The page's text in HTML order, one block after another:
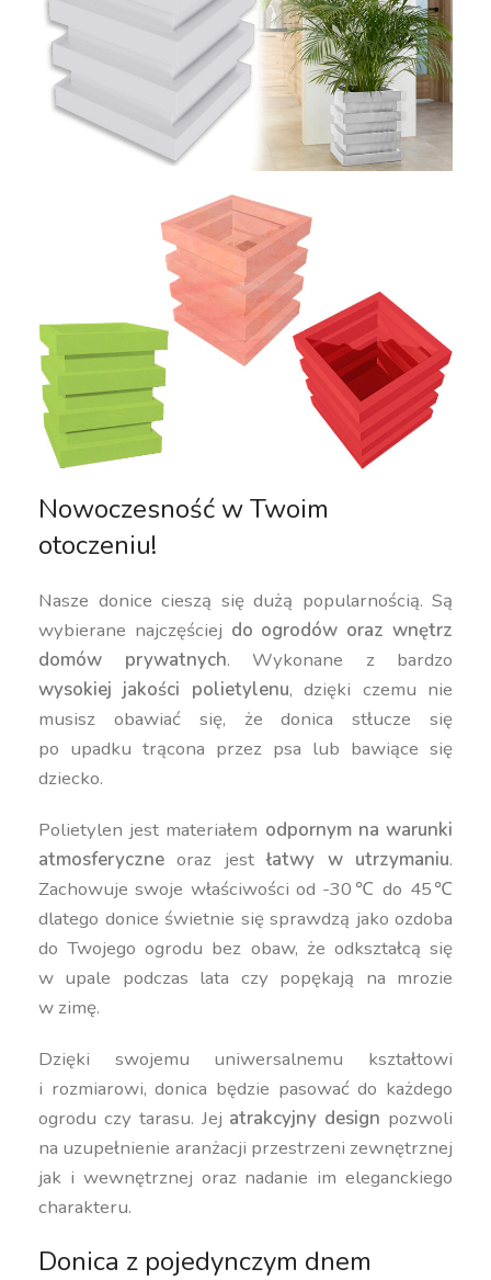
Nowoczesność w Twoim
otoczeniu!
Nasze donice cieszą się dużą popularnością. Są
wybierane najczęściej do ogrodów oraz wnętrz
domów prywatnych. Wykonane z bardzo
wysokiej jakości polietylenu, dzięki czemu nie
musisz obawiać się, że donica stłucze się
po upadku trącona przez psa lub bawiące się
dziecko.
Polietylen jest materiałem odpornym na warunki
atmosferyczne oraz jestłatwy w utrzymaniu.
Zachowuje swoje właściwości od -30℃ do 45℃
dlatego donice świetnie się sprawdzą jako ozdoba
do Twojego ogrodu bez obaw, że odkształcą się
w upale podczas lata czy popękają na mrozie
w zimę.
Dzięki swojemu uniwersalnemu kształtowi
i rozmiarowi, donica będzie pasować do każdego
ogrodu czy tarasu. Jej atrakcyjny design pozwoli
na uzupełnienie aranżacji przestrzeni zewnętrznej
jak i wewnętrznej oraz nadanie im eleganckiego
charakteru.
Donica z pojedynczym dnem